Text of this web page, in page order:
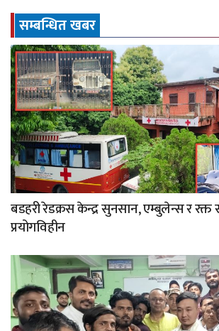
सम्बन्धित खबर
बडहरी रेडक्रस केन्द्र सुनसान, एम्बुलेन्स र
प्रयोगविहीन